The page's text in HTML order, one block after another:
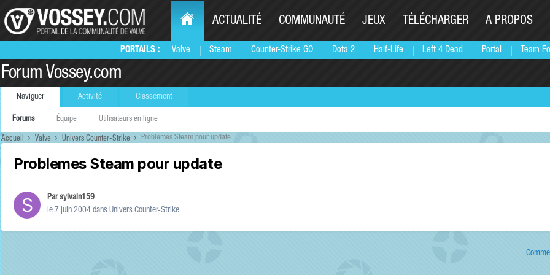
PORTAILS : Valve Steam Counter-Strike GO Dota 2 Half-Life Left 4 Dead Portal Team
ACTUALITÉ COMMUNAUTÉ JEUX TÉLÉCHARGER A PROPOS
Forum Vossey.com
Naviguer
Forums Équipe Utilisateurs en ligne
Activité Classement
Accueil Valve Univers Counter-Strike Problemes Steam pour update
Problemes Steam pour update
Parsylvain159
le 7 juin 2004 dans Univers Counter-Strike